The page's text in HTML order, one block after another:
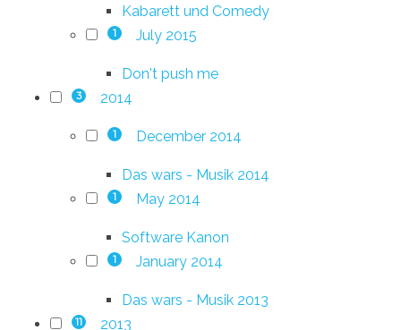
Kabarett und Comedy
1 July 2015
Don't push me
3 2014
1 December 2014
Das wars - Musik 2014
1 May 2014
Software Kanon
1 January 2014
Das wars - Musik 2013
11 2013